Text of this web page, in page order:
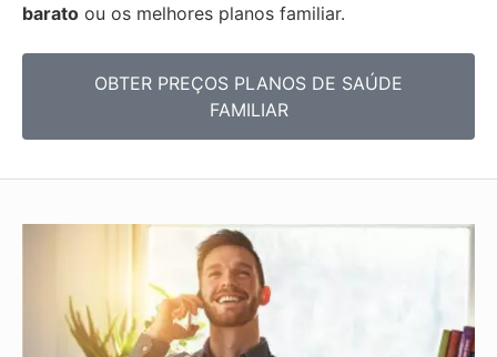
barato ou os melhores planos familiar.
OBTER PREÇOS PLANOS DE SAÚDE
FAMILIAR